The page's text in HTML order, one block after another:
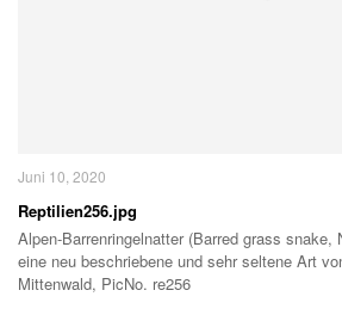
Juni 10, 2020
Reptilien256.jpg
Alpen-Barrenringelnatter (Barred grass
eine neu beschriebene und sehr seltene Art
Mittenwald, PicNo. re256